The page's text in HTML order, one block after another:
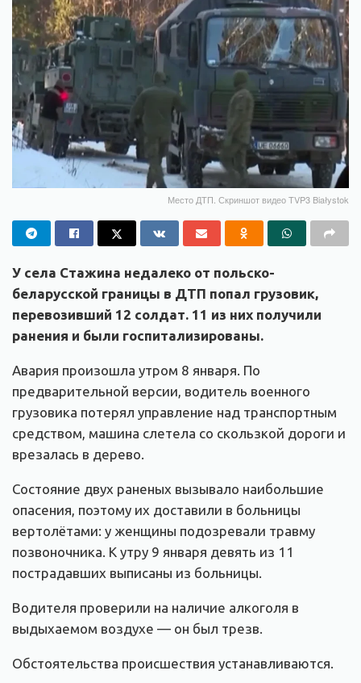
Место ДТП. Скриншот видео TVP3 Białystok
У села Стажина недалеко от польско-
беларусской границы в ДТП попал грузовик,
перевозивший 12 солдат. 11 из них получили
ранения и были госпитализированы.
Авария произошла утром 8 января. По
предварительной версии, водитель военного
грузовика потерял управление над транспортным
средством, машина слетела со скользкой дороги и
врезалась в дерево.
Состояние двух раненых вызывало наибольшие
опасения, поэтому их доставили в больницы
вертолётами: у женщины подозревали травму
позвоночника. К утру 9 января девять из 11
пострадавших выписаны из больницы.
Водителя проверили на наличие алкоголя в
выдыхаемом воздухе — он был трезв.
Обстоятельства происшествия устанавливаются.